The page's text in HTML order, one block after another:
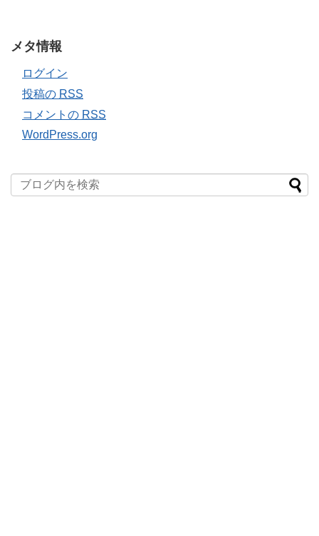
メタ情報
ログイン
投稿の RSS
コメントの RSS
WordPress.org